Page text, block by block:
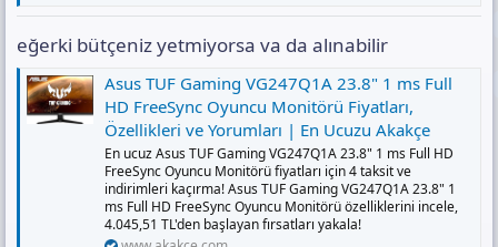
eğerki bütçeniz yetmiyorsa va da alınabilir
Asus TUF Gaming VG247Q1A 23.8" 1 ms Full
HD FreeSync Oyuncu Monitörü Fiyatları,
Özellikleri ve Yorumları | En Ucuzu Akakçe
En ucuz Asus TUF Gaming VG247Q1A 23.8" 1 ms Full HD
FreeSync Oyuncu Monitörü fiyatları için 4 taksit ve
indirimleri kaçırma! Asus TUF Gaming VG247Q1A 23.8" 1
ms Full HD FreeSync Oyuncu Monitörü özelliklerini incele,
4.045,51 TL'den başlayan fırsatları yakala!